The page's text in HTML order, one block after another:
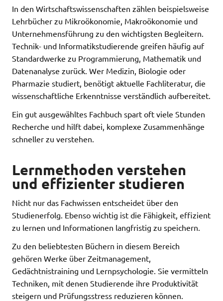
In den Wirtschaftswissenschaften zählen beispielsweise
Lehrbücher zu Mikroökonomie, Makroökonomie und
Unternehmensführung zu den wichtigsten Begleitern.
Technik- und Informatikstudierende greifen häufig auf
Standardwerke zu Programmierung, Mathematik und
Datenanalyse zurück. Wer Medizin, Biologie oder
Pharmazie studiert, benötigt aktuelle Fachliteratur, die
wissenschaftliche Erkenntnisse verständlich aufbereitet.
Ein gut ausgewähltes Fachbuch spart oft viele Stunden
Recherche und hilft dabei, komplexe Zusammenhänge
schneller zu verstehen.
Lernmethoden verstehen
und effizienter studieren
Nicht nur das Fachwissen entscheidet über den
Studienerfolg. Ebenso wichtig ist die Fähigkeit, effizient
zu lernen und Informationen langfristig zu speichern.
Zu den beliebtesten Büchern in diesem Bereich
gehören Werke über Zeitmanagement,
Gedächtnistraining und Lernpsychologie. Sie vermitteln
Techniken, mit denen Studierende ihre Produktivität
steigern und Prüfungsstress reduzieren können.